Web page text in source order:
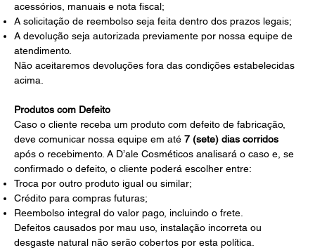
acessórios, manuais e nota fiscal;
A solicitação de reembolso seja feita dentro dos prazos legais;
A devolução seja autorizada previamente por nossa equipe de
atendimento.
Não aceitaremos devoluções fora das condições estabelecidas
acima.
Produtos com Defeito
Caso o cliente receba um produto com defeito de fabricação,
deve comunicar nossa equipe em até 7 (sete) dias corridos
após o recebimento. A D’ale Cosméticos analisará o caso e, se
confirmado o defeito, o cliente poderá escolher entre:
Troca por outro produto igual ou similar;
Crédito para compras futuras;
Reembolso integral do valor pago, incluindo o frete.
Defeitos causados por mau uso, instalação incorreta ou
desgaste natural não serão cobertos por esta política.